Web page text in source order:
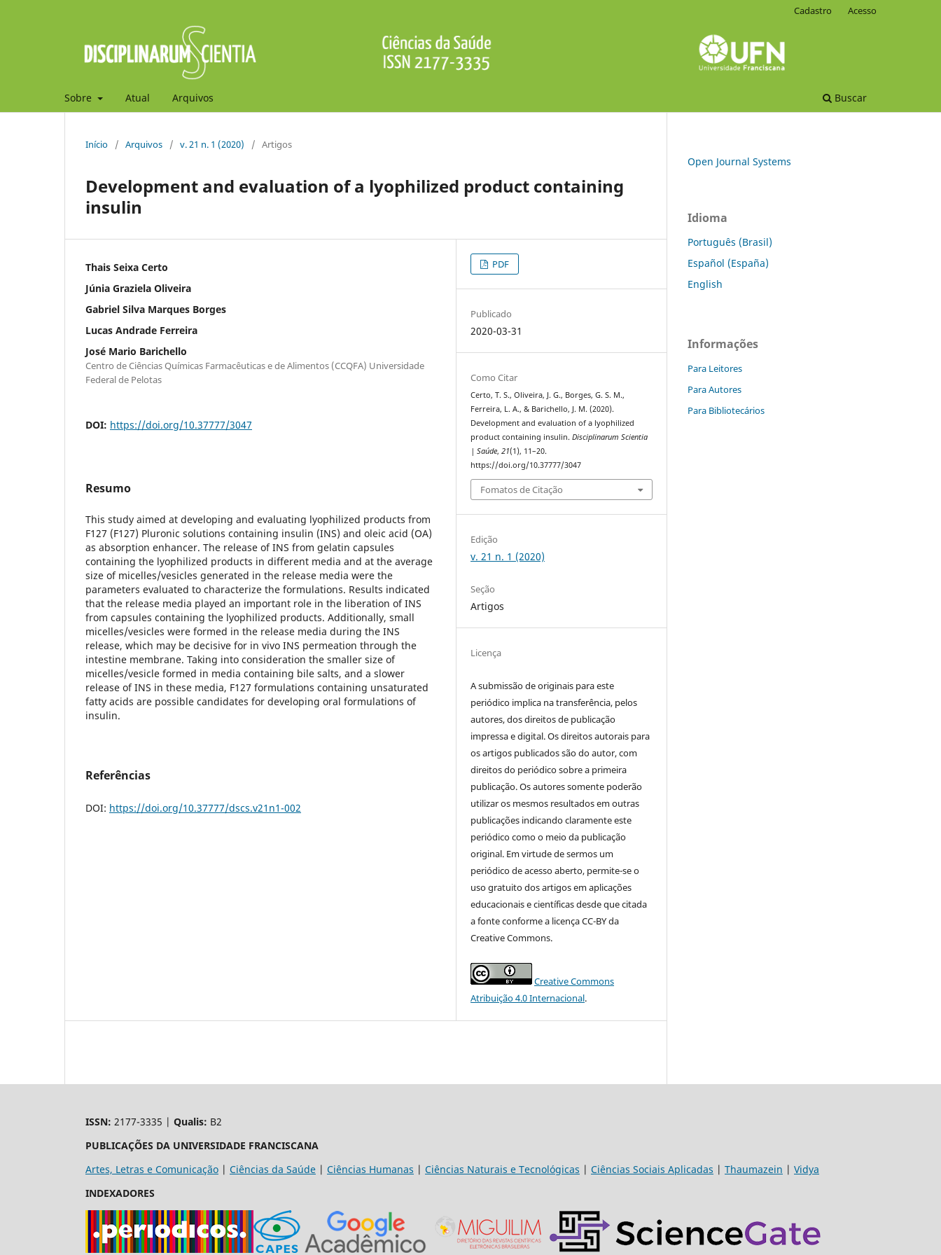
Sobre Atual Arquivos Buscar
Cadastro Acesso
Início / Arquivos / v. 21 n. 1 (2020) / Artigos
Development and evaluation of a lyophilized product containing
insulin
Thais Seixa Certo
Júnia Graziela Oliveira
Gabriel Silva Marques Borges
Lucas Andrade Ferreira
José Mario Barichello
Centro de Ciências Químicas Farmacêuticas e de Alimentos (CCQFA) Universidade
Federal de Pelotas
DOI: https://doi.org/10.37777/3047
Resumo
This study aimed at developing and evaluating lyophilized products from
F127 (F127) Pluronic solutions containing insulin (INS) and oleic acid (OA)
as absorption enhancer. The release of INS from gelatin capsules
containing the lyophilized products in different media and at the average
size of micelles/vesicles generated in the release media were the
parameters evaluated to characterize the formulations. Results indicated
that the release media played an important role in the liberation of INS
from capsules containing the lyophilized products. Additionally, small
micelles/vesicles were formed in the release media during the INS
release, which may be decisive for in vivo INS permeation through the
intestine membrane. Taking into consideration the smaller size of
micelles/vesicle formed in media containing bile salts, and a slower
release of INS in these media, F127 formulations containing unsaturated
fatty acids are possible candidates for developing oral formulations of
insulin.
Referências
DOI: https://doi.org/10.37777/dscs.v21n1-002
PDF
Publicado
2020-03-31
Como Citar
Certo, T. S., Oliveira, J. G., Borges, G. S. M.,
Ferreira, L. A., & Barichello, J. M. (2020).
Development and evaluation of a lyophilized
product containing insulin.Disciplinarum Scientia
| Saúde,21(1), 11–20.
https://doi.org/10.37777/3047
Fomatos de Citação
Edição
v. 21 n. 1 (2020)
Seção
Artigos
Licença
A submissão de originais para este
periódico implica na transferência, pelos
autores, dos direitos de publicação
impressa e digital. Os direitos autorais para
os artigos publicados são do autor, com
direitos do periódico sobre a primeira
publicação. Os autores somente poderão
utilizar os mesmos resultados em outras
publicações indicando claramente este
periódico como o meio da publicação
original. Em virtude de sermos um
periódico de acesso aberto, permite-se o
uso gratuito dos artigos em aplicações
educacionais e científicas desde que citada
a fonte conforme a licença CC-BY da
Creative Commons.
Creative Commons
Atribuição 4.0 Internacional.
Open Journal Systems
Idioma
Português (Brasil)
Español (España)
English
Informações
Para Leitores
Para Autores
Para Bibliotecários
ISSN: 2177-3335 | Qualis: B2
PUBLICAÇÕES DA UNIVERSIDADE FRANCISCANA
Artes, Letras e Comunicação | Ciências da Saúde | Ciências Humanas | Ciências Naturais e Tecnológicas | Ciências Sociais Aplicadas | Thaumazein | Vidya
INDEXADORES